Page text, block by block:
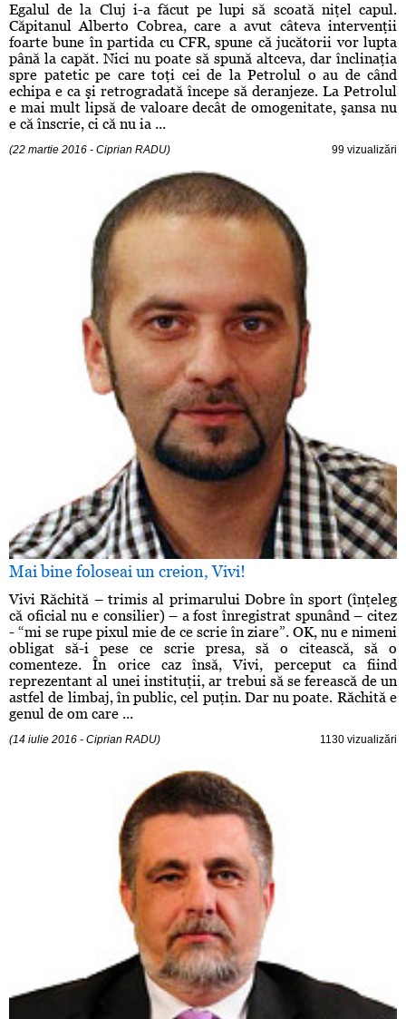
Egalul de la Cluj i-a făcut pe lupi să scoată niţel capul.
Căpitanul Alberto Cobrea, care a avut câteva intervenţii
foarte bune în partida cu CFR, spune că jucătorii vor lupta
până la capăt. Nici nu poate să spună altceva, dar înclinaţia
spre patetic pe care toţi cei de la Petrolul o au de când
echipa e ca şi retrogradată începe să deranjeze. La Petrolul
e mai mult lipsă de valoare decât de omogenitate, şansa nu
e că înscrie, ci că nu ia ...
(22 martie 2016 - Ciprian RADU) 99 vizualizări
Mai bine foloseai un creion, Vivi!
Vivi Răchită – trimis al primarului Dobre în sport (înţeleg
că oficial nu e consilier) – a fost înregistrat spunând – citez
- “mi se rupe pixul mie de ce scrie în ziare”. OK, nu e nimeni
obligat să-i pese ce scrie presa, să o citească, să o
comenteze. În orice caz însă, Vivi, perceput ca fiind
reprezentant al unei instituţii, ar trebui să se ferească de un
astfel de limbaj, în public, cel puţin. Dar nu poate. Răchită e
genul de om care ...
(14 iulie 2016 - Ciprian RADU) 1130 vizualizări